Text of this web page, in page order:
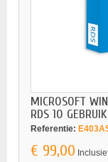
MICROSOFT
RDS 10
Referentie:
€ 99,00